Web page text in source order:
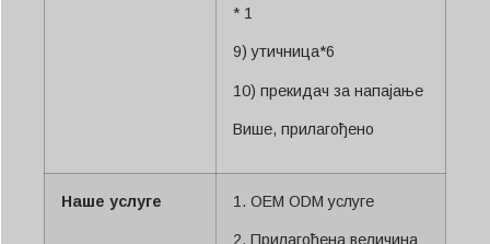
* 1
9) утичница*6
10) прекидач за напајање
Више, прилагођено
Наше услуге 1. OEM ODM услуге
2. Прилагођена величина